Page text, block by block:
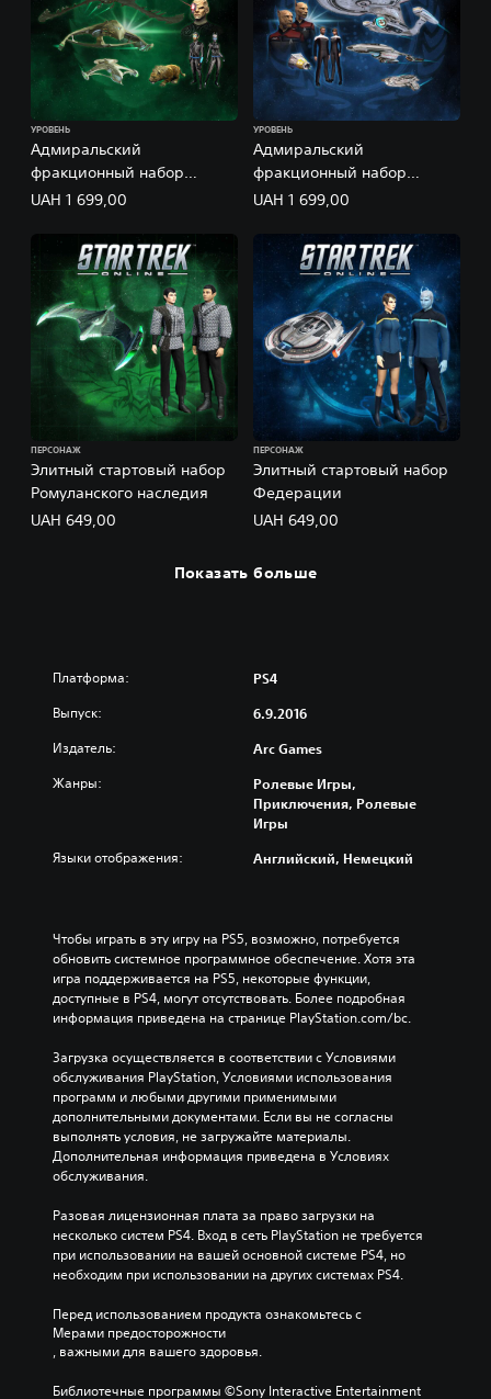
Адмиральский
фракционный набор
ромуланцев
УРОВЕНЬ
UAH 1 699,00
Адмиральский
фракционный набор
Федерации
УРОВЕНЬ
UAH 1 699,00
Элитный стартовый набор
Ромуланского наследия
ПЕРСОНАЖ
UAH 649,00
Элитный стартовый набор
Федерации
ПЕРСОНАЖ
UAH 649,00
Показать больше
Платформа: PS4
Выпуск: 6.9.2016
Издатель: Arc Games
Жанры:
Ролевые Игры,
Приключения, Ролевые
Игры
Языки отображения: Английский, Немецкий
Чтобы играть в эту игру на PS5, возможно, потребуется
обновить системное программное обеспечение. Хотя эта
игра поддерживается на PS5, некоторые функции,
доступные в PS4, могут отсутствовать. Более подробная
информация приведена на странице PlayStation.com/bc.
Загрузка осуществляется в соответствии с Условиями
обслуживания PlayStation, Условиями использования
программ и любыми другими применимыми
дополнительными документами. Если вы не согласны
выполнять условия, не загружайте материалы.
Дополнительная информация приведена в Условиях
обслуживания.
Разовая лицензионная плата за право загрузки на
несколько систем PS4. Вход в сеть PlayStation не требуется
при использовании на вашей основной системе PS4, но
необходим при использовании на других системах PS4.
Перед использованием продукта ознакомьтесь с
Мерами предосторожности
, важными для вашего здоровья.
Библиотечные программы ©Sony Interactive Entertainment